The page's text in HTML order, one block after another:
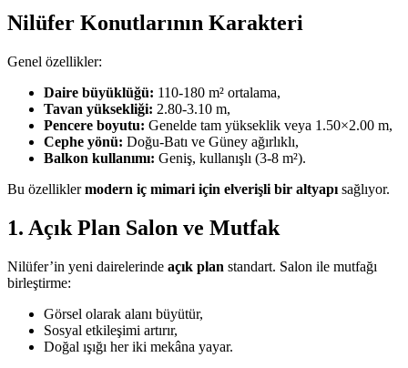
Nilüfer Konutlarının Karakteri
Genel özellikler:
Daire büyüklüğü: 110-180 m² ortalama,
Tavan yüksekliği: 2.80-3.10 m,
Pencere boyutu: Genelde tam yükseklik veya 1.50×2.00 m,
Cephe yönü: Doğu-Batı ve Güney ağırlıklı,
Balkon kullanımı: Geniş, kullanışlı (3-8 m²).
Bu özelliklermodern iç mimari için elverişli bir altyapı sağlıyor.
1. Açık Plan Salon ve Mutfak
Nilüfer’in yeni dairelerinde açık plan standart. Salon ile mutfağı
birleştirme:
Görsel olarak alanı büyütür,
Sosyal etkileşimi artırır,
Doğal ışığı her iki mekâna yayar.